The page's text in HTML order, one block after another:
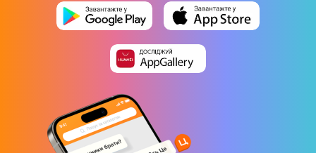
Комплектація
Електрочайник; Інструкція
Юридична інформація
Товар може відрізнятись від представленого на фото,
характеристики та комплектація можуть бути змінені
виробником. Деталі уточнюйте у менеджера